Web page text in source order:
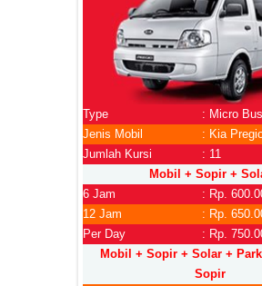
Type
: Micro Bus
Jenis Mobil
: Kia
Jumlah Kursi
: 11
Mobil + Sopir +
6 Jam
: Rp.
12 Jam
: Rp.
Per Day
: Rp.
Mobil + Sopir + Solar +
Sopir